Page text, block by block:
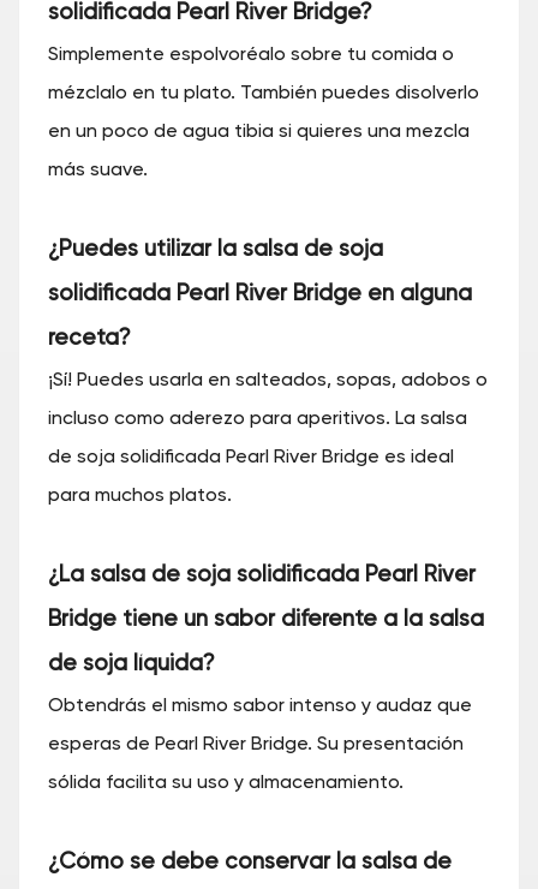
solidificada Pearl River Bridge?
Simplemente espolvoréalo sobre tu comida o
mézclalo en tu plato. También puedes disolverlo
en un poco de agua tibia si quieres una mezcla
más suave.
¿Puedes utilizar la salsa de soja
solidificada Pearl River Bridge en alguna
receta?
¡Sí! Puedes usarla en salteados, sopas, adobos o
incluso como aderezo para aperitivos. La salsa
de soja solidificada Pearl River Bridge es ideal
para muchos platos.
¿La salsa de soja solidificada Pearl River
Bridge tiene un sabor diferente a la salsa
de soja líquida?
Obtendrás el mismo sabor intenso y audaz que
esperas de Pearl River Bridge. Su presentación
sólida facilita su uso y almacenamiento.
¿Cómo se debe conservar la salsa de